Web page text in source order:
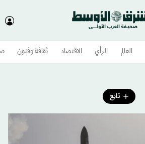
العالم الرأي الاقتصاد ثقافة وفنون
تابع